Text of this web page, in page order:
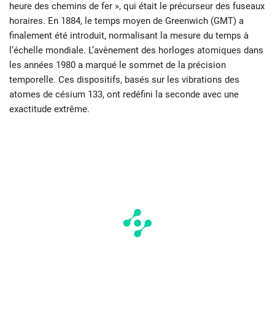
heure des chemins de fer », qui était le précurseur des fuseaux
horaires. En 1884, le temps moyen de Greenwich (GMT) a
finalement été introduit, normalisant la mesure du temps à
l’échelle mondiale. L’avènement des horloges atomiques dans
les années 1980 a marqué le sommet de la précision
temporelle. Ces dispositifs, basés sur les vibrations des
atomes de césium 133, ont redéfini la seconde avec une
exactitude extrême.